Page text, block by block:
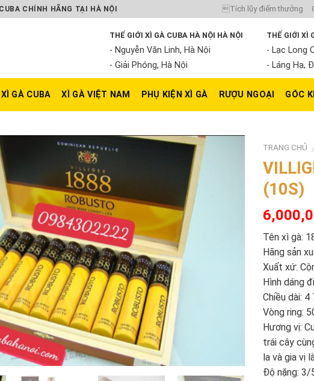
CHÍNH HÃNG TẠI HÀ NỘI Tích lũy điểm thưởng
THẾ GIỚI XÌ GÀ CUBA HÀ NỘI HÀ NỘI
- Nguyễn Văn Linh, Hà Nội
- Giải Phóng, Hà Nội
THẾ GIỚI XÌ
- Lạc Long
- Láng Hạ,
XÌ GÀ CUBA XÌ GÀ VIỆT NAM PHỤ KIỆN XÌ GÀ RƯỢU NGOẠI GÓC
TRANG CHỦ /
(10S)
Tên xì gà:
Hãng sản
Xuất xứ:
Hình dáng
Chiều dài:
Vòng ring:
Hương vị:
trái cây
la và gia vị
Độ nặng: 3/